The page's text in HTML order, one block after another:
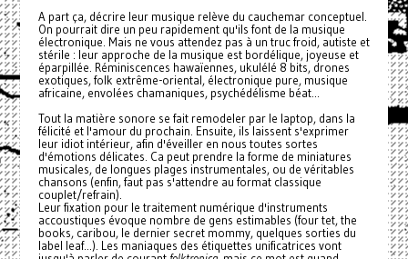
A part ça, décrire leur musique relève du cauchemar conceptuel.
On pourrait dire un peu rapidement qu'ils font de la musique
électronique. Mais ne vous attendez pas à un truc froid, autiste et
stérile : leur approche de la musique est bordélique, joyeuse et
éparpillée. Réminiscences hawaïennes, ukulélé 8 bits, drones
exotiques, folk extrême-oriental, électronique pure, musique
africaine, envolées chamaniques, psychédélisme béat...
Tout la matière sonore se fait remodeler par le laptop, dans la
félicité et l'amour du prochain. Ensuite, ils laissent s'exprimer
leur idiot intérieur, afin d'éveiller en nous toutes sortes
d'émotions délicates. Ca peut prendre la forme de miniatures
musicales, de longues plages instrumentales, ou de véritables
chansons (enfin, faut pas s'attendre au format classique
couplet/refrain).
Leur fixation pour le traitement numérique d'instruments
accoustiques évoque nombre de gens estimables (four tet, the
books, caribou, le dernier secret mommy, quelques sorties du
label leaf...). Les maniaques des étiquettes unificatrices vont